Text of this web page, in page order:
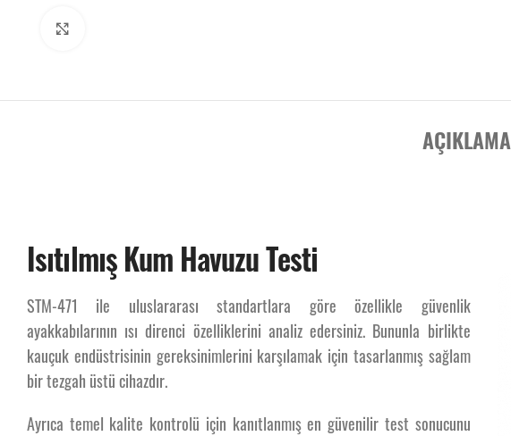
AÇIKLAMA
Isıtılmış Kum Havuzu Testi
STM-471 ile uluslararası standartlara göre özellikle güvenlik
ayakkabılarının ısı direnci özelliklerini analiz edersiniz. Bununla birlikte
kauçuk endüstrisinin gereksinimlerini karşılamak için tasarlanmış sağlam
bir tezgah üstü cihazdır.
Ayrıca temel kalite kontrolü için kanıtlanmış en güvenilir test sonucunu